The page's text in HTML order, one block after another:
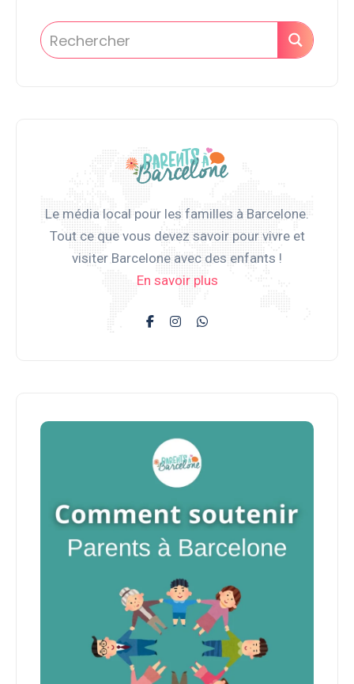
Le média local pour les familles à Barcelone.
Tout ce que vous devez savoir pour vivre et
visiter Barcelone avec des enfants !
En savoir plus